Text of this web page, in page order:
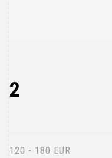
2
120 - 180 EUR